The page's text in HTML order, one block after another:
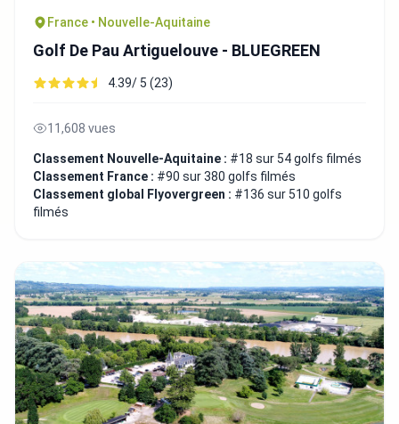
France • Nouvelle-Aquitaine
Golf De Pau Artiguelouve - BLUEGREEN
4.39/ 5 (23)
11,608 vues
Classement Nouvelle-Aquitaine : #18 sur 54 golfs filmés
Classement France : #90 sur 380 golfs filmés
Classement global Flyovergreen : #136 sur 510 golfs
filmés